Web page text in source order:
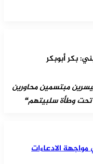
بكر أبوبكر
مبتسمين محاورين
تحت وطأة سلبيتهم❝
مواجهة الادعاءات